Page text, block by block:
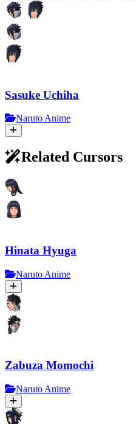
Sasuke Uchiha
Naruto Anime
Related Cursors
Hinata Hyuga
Naruto Anime
Zabuza Momochi
Naruto Anime